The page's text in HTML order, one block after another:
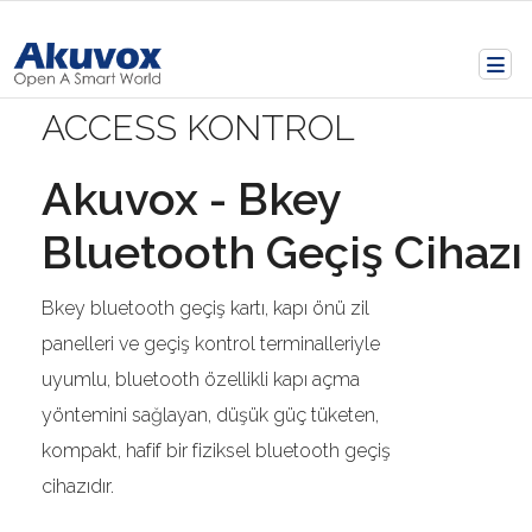
ACCESS KONTROL
Akuvox - Bkey
Bluetooth Geçiş Cihazı
Bkey bluetooth geçiş kartı, kapı önü zil
panelleri ve geçiş kontrol terminalleriyle
uyumlu, bluetooth özellikli kapı açma
yöntemini sağlayan, düşük güç tüketen,
kompakt, hafif bir fiziksel bluetooth geçiş
cihazıdır.